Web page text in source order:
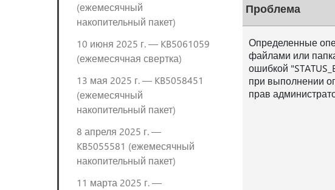
(ежемесячный
накопительный пакет)
10 июня 2025 г. — KB5061059
(ежемесячная свертка)
13 мая 2025 г. — KB5058451
(ежемесячный
накопительный пакет)
8 апреля 2025 г. —
KB5055581 (ежемесячный
накопительный пакет)
11 марта 2025 г. —
Проблема
Определенные
файлами или
ошибкой
при выполнении
прав